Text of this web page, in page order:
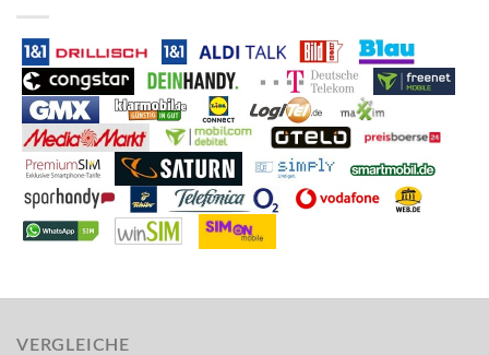
VERGLEICHE